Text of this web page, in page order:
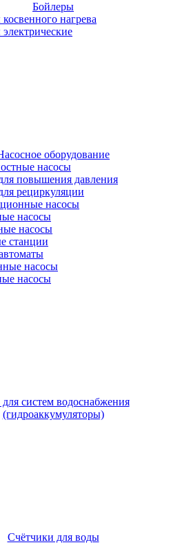
Бойлеры
нагрева
оборудование
насосы
повышения давления
рециркуляции
насосы
насосы
насосы
станции
насосы
насосы
систем водоснабжения
(гидроаккумуляторы)
Счётчики для воды